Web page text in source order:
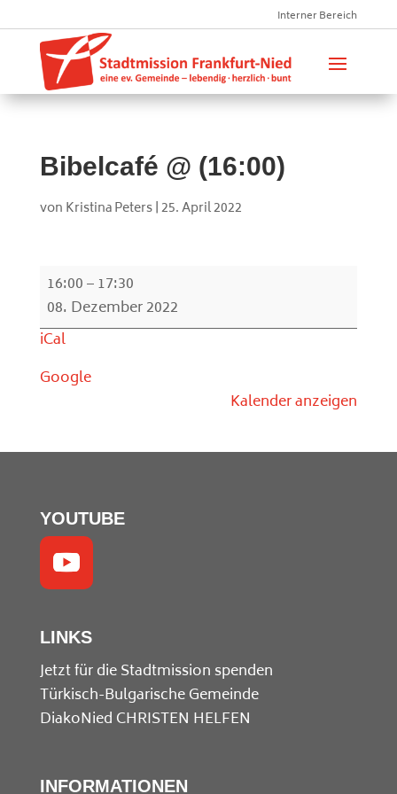
Interner Bereich
Bibelcafé @ (16:00)
von Kristina Peters|25. April 2022
Bibelcafé
@
(16:00)
16:00–17:30
08. Dezember 2022
iCal
Google
Kalender anzeigen
YOUTUBE
LINKS
Jetzt für die Stadtmission spenden
Türkisch-Bulgarische Gemeinde
DiakoNied CHRISTEN HELFEN
INFORMATIONEN